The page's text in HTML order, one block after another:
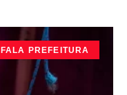
FALA PREFEITURA